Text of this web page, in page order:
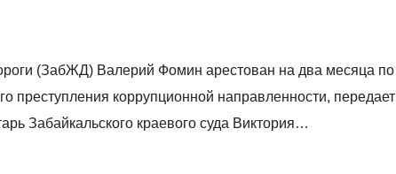
(ЗабЖД) Валерий Фомин арестован на два месяца по
преступления коррупционной направленности, передает
Забайкальского краевого суда Виктория…